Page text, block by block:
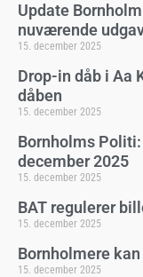
Update
nuværende
15. december 2025
Drop-in dåb i Aa
dåben
15. december 2025
Bornholms
december 2025
15. december 2025
BAT regulerer
15. december 2025
Bornholmere
15. december 2025